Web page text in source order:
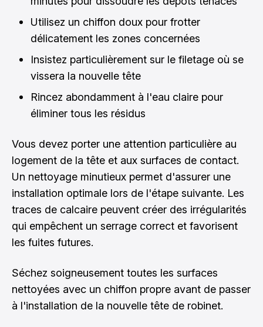
Utilisez un chiffon doux pour frotter
délicatement les zones concernées
Insistez particulièrement sur le filetage où se
vissera la nouvelle tête
Rincez abondamment à l'eau claire pour
éliminer tous les résidus
Vous devez porter une attention particulière au
logement de la tête et aux surfaces de contact.
Un nettoyage minutieux permet d'assurer une
installation optimale lors de l'étape suivante. Les
traces de calcaire peuvent créer des irrégularités
qui empêchent un serrage correct et favorisent
les fuites futures.
Séchez soigneusement toutes les surfaces
nettoyées avec un chiffon propre avant de passer
à l'installation de la nouvelle tête de robinet.